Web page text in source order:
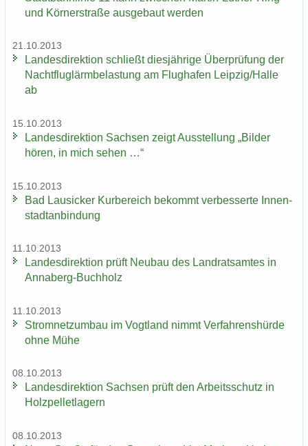
und Körn­er­stra­ße aus­ge­baut wer­den
21.10.2013
Lan­des­di­rek­ti­on schließt dies­jäh­ri­ge Über­prü­fung der
Nacht­flug­lärm­be­las­tung am Flug­ha­fen Leip­zig/Halle
ab
15.10.2013
Lan­des­di­rek­ti­on Sach­sen zeigt Aus­stel­lung „Bil­der
hören, in mich sehen …“
15.10.2013
Bad Lau­si­cker Kur­be­reich be­kommt ver­bes­ser­te In­nen­
stadt­an­bin­dung
11.10.2013
Lan­des­di­rek­ti­on prüft Neu­bau des Land­rats­am­tes in
Annaberg-​Buchholz
11.10.2013
Strom­netz­um­bau im Vogt­land nimmt Ver­fah­rens­hür­de
ohne Mühe
08.10.2013
Lan­des­di­rek­ti­on Sach­sen prüft den Ar­beits­schutz in
Holz­pel­let­la­gern
08.10.2013